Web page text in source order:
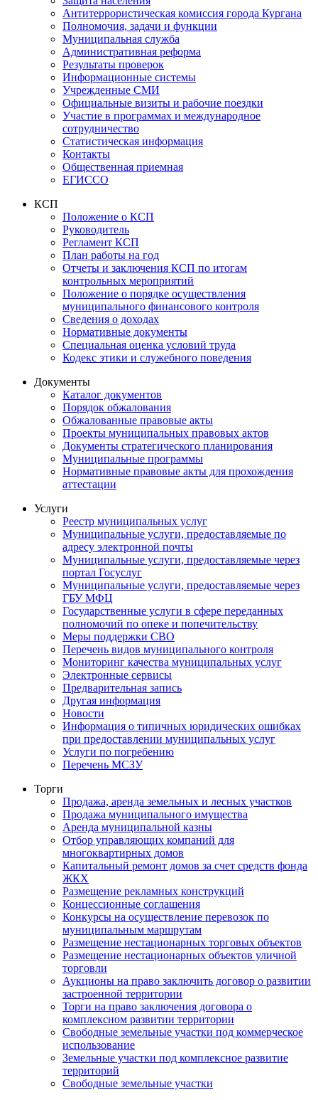
Антитеррористическая комиссия города Кургана
Полномочия, задачи и функции
Муниципальная служба
Административная реформа
Результаты проверок
Информационные системы
Учрежденные СМИ
Официальные визиты и рабочие поездки
Участие в программах и международное
сотрудничество
Статистическая информация
Контакты
Общественная приемная
ЕГИССО
КСП
Положение о КСП
Руководитель
Регламент КСП
План работы на год
Отчеты и заключения КСП по итогам
контрольных мероприятий
Положение о порядке осуществления
муниципального финансового контроля
Сведения о доходах
Нормативные документы
Специальная оценка условий труда
Кодекс этики и служебного поведения
Документы
Каталог документов
Порядок обжалования
Обжалованные правовые акты
Проекты муниципальных правовых актов
Документы стратегического планирования
Муниципальные программы
Нормативные правовые акты для прохождения
аттестации
Услуги
Реестр муниципальных услуг
Муниципальные услуги, предоставляемые по
адресу электронной почты
Муниципальные услуги, предоставляемые через
портал Госуслуг
Муниципальные услуги, предоставляемые через
ГБУ МФЦ
Государственные услуги в сфере переданных
полномочий по опеке и попечительству
Меры поддержки СВО
Перечень видов муниципального контроля
Мониторинг качества муниципальных услуг
Электронные сервисы
Предварительная запись
Другая информация
Новости
Информация о типичных юридических ошибках
при предоставлении муниципальных услуг
Услуги по погребению
Перечень МСЗУ
Торги
Продажа, аренда земельных и лесных участков
Продажа муниципального имущества
Аренда муниципальной казны
Отбор управляющих компаний для
многоквартирных домов
Капитальный ремонт домов за счет средств фонда
ЖКХ
Размещение рекламных конструкций
Концессионные соглашения
Конкурсы на осуществление перевозок по
муниципальным маршрутам
Размещение нестационарных торговых объектов
Размещение нестационарных объектов уличной
торговли
Аукционы на право заключить договор о развитии
застроенной территории
Торги на право заключения договора о
комплексном развитии территории
Свободные земельные участки под коммерческое
использование
Земельные участки под комплексное развитие
территорий
Свободные земельные участки